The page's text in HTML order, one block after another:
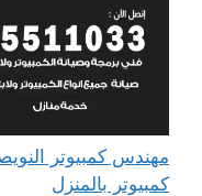
كمبيوتر بالمنزل